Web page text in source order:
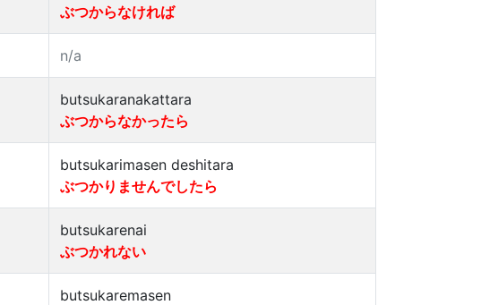
ぶつからなければ
n/a
butsukaranakattara
ぶつからなかったら
butsukarimasen deshitara
ぶつかりませんでしたら
butsukarenai
ぶつかれない
butsukaremasen